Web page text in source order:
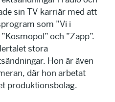
sin TV-karriär med att
som ”Vi i
och ”Zapp”.
stora
Hon är även
där hon arbetat
produktionsbolag.